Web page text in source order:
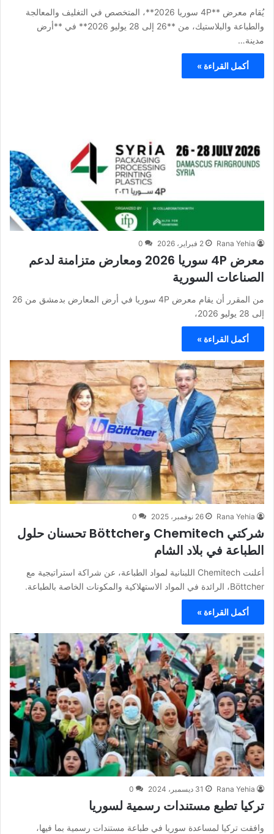
يُقام معرض **4P سوريا 2026**، المتخصص في التغليف والمعالجة
والطباعة والبلاستيك، من **26 إلى 28 يوليو 2026** في **أرض
مدينة…
أكمل القراءة »
Rana Yehia 2 فبراير، 2026 0
معرض 4P سوريا 2026 ومعارض متزامنة لدعم
الصناعات السورية
من المقرر أن يقام معرض 4P سوريا في أرض المعارض بدمشق من 26
إلى 28 يوليو 2026،
أكمل القراءة »
Rana Yehia 26 نوفمبر، 2025 0
شركتي Chemitech وBöttcher تحسنان حلول
الطباعة في بلاد الشام
أعلنت Chemitech اللبنانية لمواد الطباعة، عن شراكة استراتيجية مع
Böttcher، الرائدة في المواد الاستهلاكية والمكونات الخاصة بالطباعة.
أكمل القراءة »
Rana Yehia 31 ديسمبر، 2024 0
تركيا تطبع مستندات رسمية لسوريا
وافقت تركيا لمساعدة سوريا في طباعة مستندات رسمية بما فيها،